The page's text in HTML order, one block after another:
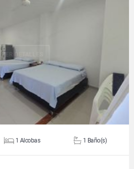
VER DETALLES
1 Alcobas 1 Baño(s)